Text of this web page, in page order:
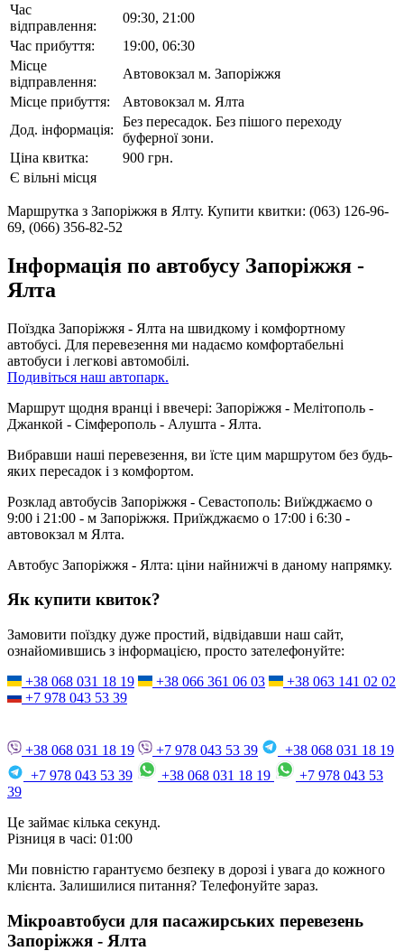
Час
відправлення:
09:30, 21:00
Час прибуття:
19:00, 06:30
Місце
відправлення:
Автовокзал м. Запоріжжя
Місце прибуття:
Автовокзал м. Ялта
Дод. інформація:
Без пересадок. Без пішого переходу
буферної зони.
Ціна квитка:
900 грн.
Є вільні місця
Маршрутка з Запоріжжя в Ялту. Купити квитки: (063) 126-96-
69, (066) 356-82-52
Інформація по автобусу Запоріжжя -
Ялта
Поїздка Запоріжжя - Ялта на швидкому і комфортному
автобусі. Для перевезення ми надаємо комфортабельні
автобуси і легкові автомобілі.
Подивіться наш автопарк.
Маршрут щодня вранці і ввечері: Запоріжжя - Мелітополь -
Джанкой - Сімферополь - Алушта - Ялта.
Вибравши наші перевезення, ви їсте цим маршрутом без будь-
яких пересадок і з комфортом.
Розклад автобусів Запоріжжя - Севастополь: Виїжджаємо о
9:00 і 21:00 - м Запоріжжя. Приїжджаємо о 17:00 і 6:30 -
автовокзал м Ялта.
Автобус Запоріжжя - Ялта: ціни найнижчі в даному напрямку.
Як купити квиток?
Замовити поїздку дуже простий, відвідавши наш сайт,
ознайомившись з інформацією, просто зателефонуйте:
+38 068 031 18 19
+38 066 361 06 03
+38 063 141 02 02
+7 978 043 53 39
+38 068 031 18 19 +7 978 043 53 39
+38 068 031 18 19
+7 978 043 53 39
+38 068 031 18 19
+7 978 043 53
39
Це займає кілька секунд.
Різниця в часі: 01:00
Ми повністю гарантуємо безпеку в дорозі і увага до кожного
клієнта. Залишилися питання? Телефонуйте зараз.
Мікроавтобуси для пасажирських перевезень
Запоріжжя - Ялта